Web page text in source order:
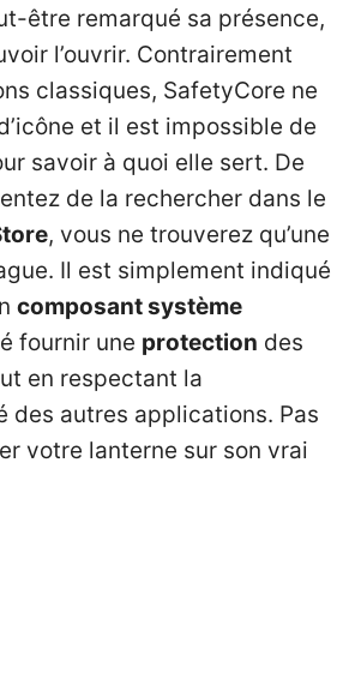
être remarqué sa présence,
l’ouvrir. Contrairement
classiques, SafetyCore ne
et il est impossible de
savoir à quoi elle sert. De
de la rechercher dans le
, vous ne trouverez qu’une
Il est simplement indiqué
composantsystème
fournir une protection des
en respectant la
des autres applications. Pas
votre lanterne sur son vrai